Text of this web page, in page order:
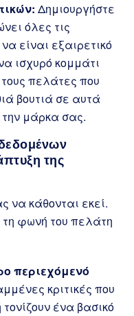
Δημιουργήστε
όλες τις
είναι εξαιρετικό
ισχυρό κομμάτι
τους πελάτες που
βουτιά σε αυτά
μάρκα σας.
της
να κάθονται εκεί.
φωνή του πελάτη
περιεχόμενό
κριτικές που
ένα βασικό